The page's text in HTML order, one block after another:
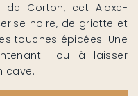
Corton, cet Aloxe-
noire, de griotte et
touches épicées. Une
ou à laisser
cave.